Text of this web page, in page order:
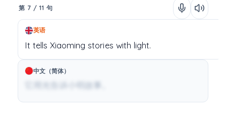
第 7 / 11 句
英语
It tells Xiaoming stories with light.
中文（简体）